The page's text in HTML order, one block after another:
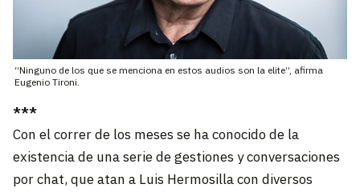
“Ninguno de los que se menciona en estos audios son la elite”, afirma
Eugenio Tironi.
***
Con el correr de los meses se ha conocido de la
existencia de una serie de gestiones y conversaciones
por chat, que atan a Luis Hermosilla con diversos